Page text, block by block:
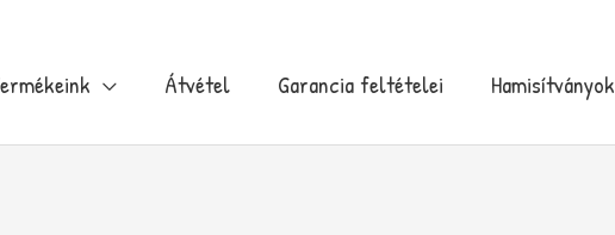
Átvétel Garancia feltételei Hamisítványok